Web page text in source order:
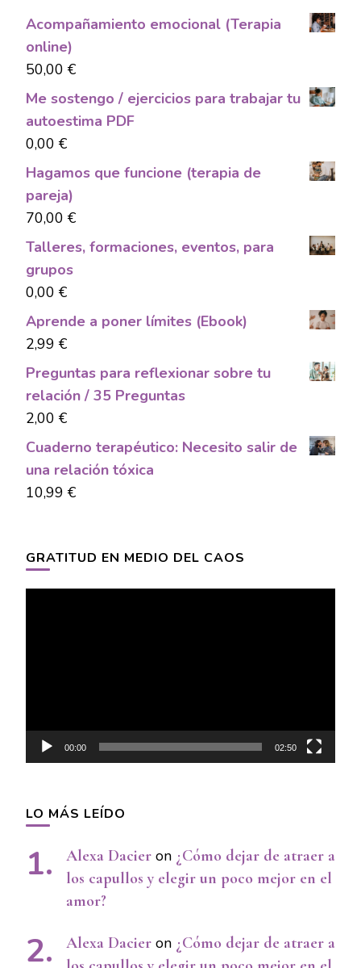
Acompañamiento emocional (Terapia
online)
50,00 €
Me sostengo / ejercicios para trabajar tu
autoestima PDF
0,00 €
Hagamos que funcione (terapia de
pareja)
70,00 €
Talleres, formaciones, eventos, para
grupos
0,00 €
Aprende a poner límites (Ebook)
2,99 €
Preguntas para reflexionar sobre tu
relación / 35 Preguntas
2,00 €
Cuaderno terapéutico: Necesito salir de
una relación tóxica
10,99 €
GRATITUD EN MEDIO DEL CAOS
00:00 02:50
LO MÁS LEÍDO
Alexa Dacier on ¿Cómo dejar de atraer a
los capullos y elegir un poco mejor en el
amor?
Alexa Dacier on ¿Cómo dejar de atraer a